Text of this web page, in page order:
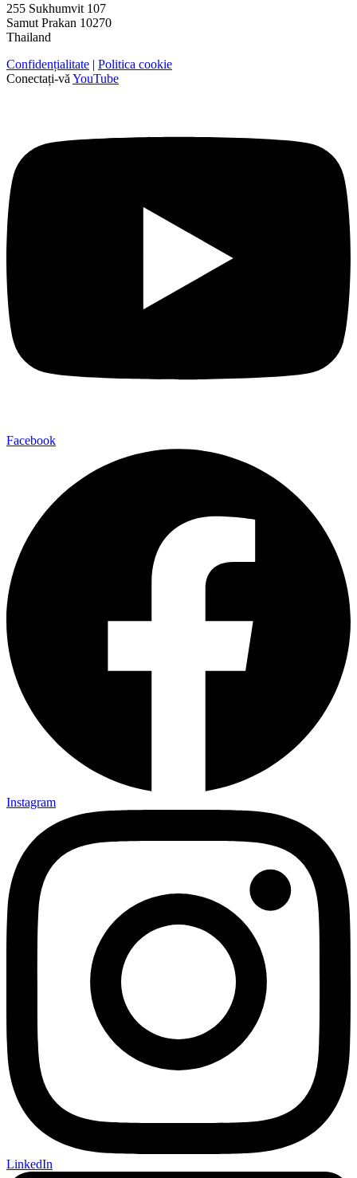
255 Sukhumvit 107
Samut Prakan 10270
Thailand
Confidențialitate | Politica cookie
Conectați-vă YouTube
Facebook
Instagram
LinkedIn